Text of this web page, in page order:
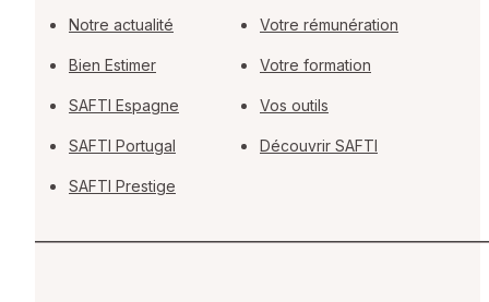
Notre actualité
Bien Estimer
SAFTI Espagne
SAFTI Portugal
SAFTI Prestige
Votre rémunération
Votre formation
Vos outils
Découvrir SAFTI